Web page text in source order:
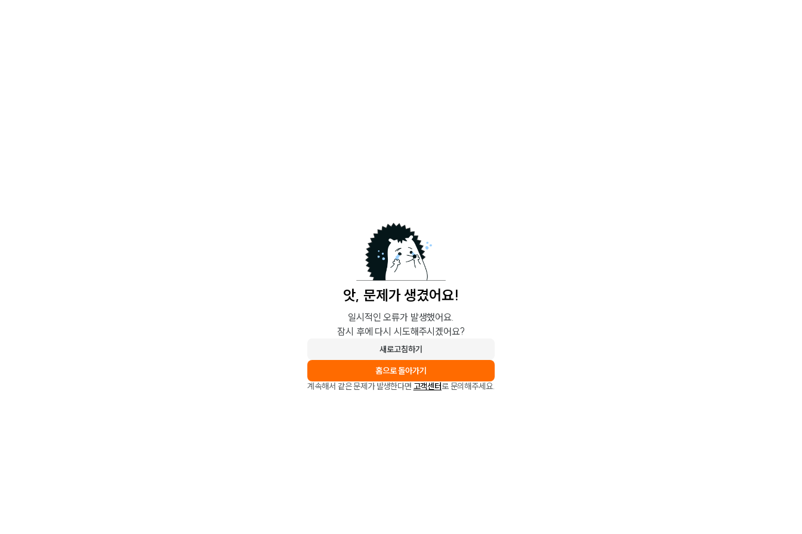
앗, 문제가 생겼어요!
일시적인 오류가 발생했어요.
잠시 후에 다시 시도해주시겠어요?
새로고침하기
홈으로 돌아가기
계속해서 같은 문제가 발생한다면 고객센터로 문의해주세요.